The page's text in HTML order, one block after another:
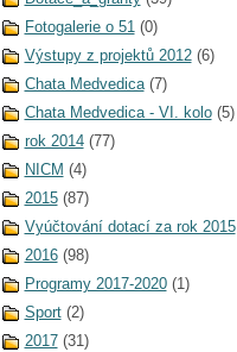
Fotogalerie o 51 (0)
Výstupy z projektů 2012 (6)
Chata Medvedica (7)
Chata Medvedica - VI. kolo (5)
rok 2014 (77)
NICM (4)
2015 (87)
Vyúčtování dotací za rok 2015
2016 (98)
Programy 2017-2020 (1)
Sport (2)
2017 (31)